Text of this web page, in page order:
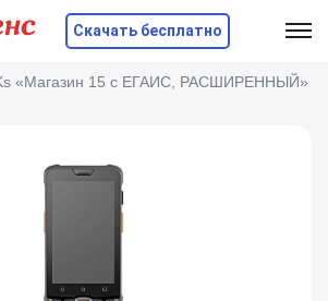
Скачать бесплатно
ТСД
Sunmi
«Магазин 15 с ЕГАИС, РАСШИРЕННЫЙ»